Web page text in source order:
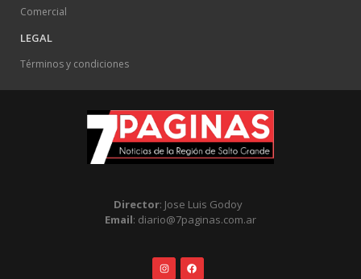
Comercial
LEGAL
Términos y condiciones
Director: Jose Luis Godoy
Email: diario@7paginas.com.ar